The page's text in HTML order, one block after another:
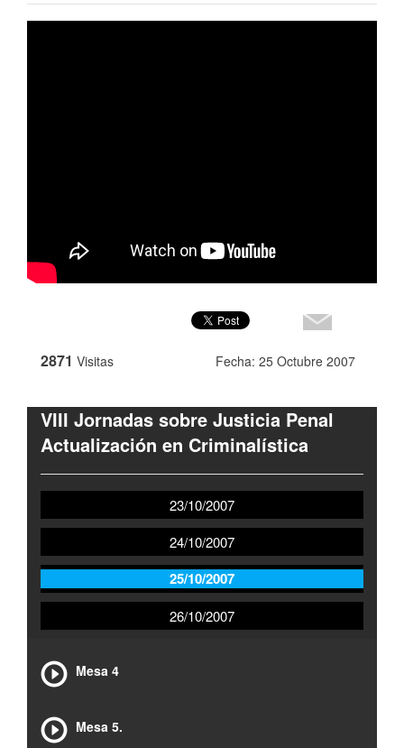
2871 Visitas Fecha: 25 Octubre 2007
VIII Jornadas sobre Justicia Penal
Actualización en Criminalística
23/10/2007
24/10/2007
25/10/2007
26/10/2007
Mesa 4
Mesa 5.